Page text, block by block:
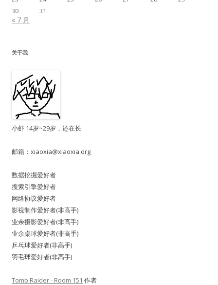
30
31
« 7 月
关于我
小虾 14岁~29岁，还在长
邮箱： xiaoxia@xiaoxia.org
数据挖掘爱好者
搜索引擎爱好者
网络协议爱好者
影视制作爱好者(非高手)
业余摄影爱好者(非高手)
业余桌球爱好者(非高手)
乒乓球爱好者(非高手)
羽毛球爱好者(非高手)
Tomb Raider - Room 151 作者